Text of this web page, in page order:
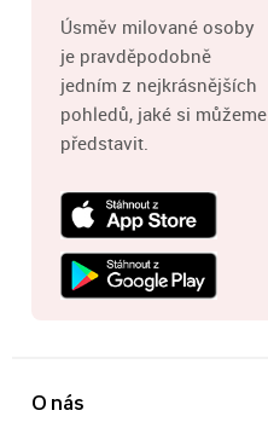
Úsměv milované osoby
je pravděpodobně
jedním z nejkrásnějších
pohledů, jaké si můžeme
představit.
O nás